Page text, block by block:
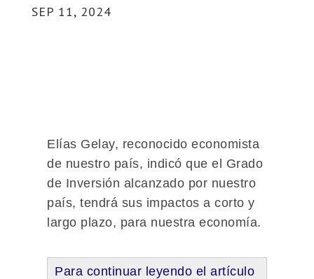
SEP 11, 2024
Elías Gelay, reconocido economista
de nuestro país, indicó que el Grado
de Inversión alcanzado por nuestro
país, tendrá sus impactos a corto y
largo plazo, para nuestra economía.
Para continuar leyendo el artículo